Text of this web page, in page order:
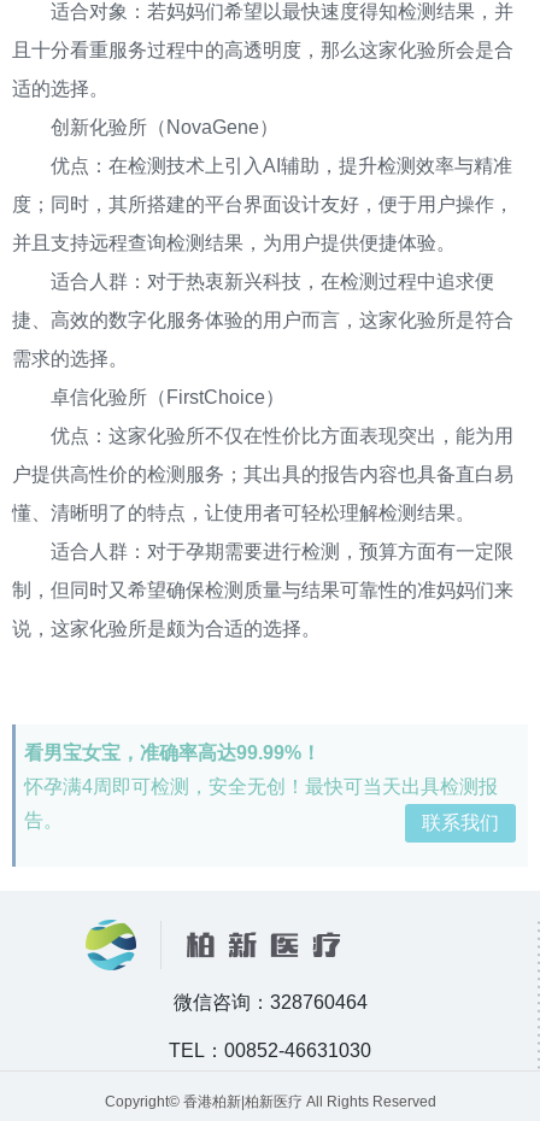
适合对象：若妈妈们希望以最快速度得知检测结果，并
且十分看重服务过程中的高透明度，那么这家化验所会是合
适的选择。
创新化验所（NovaGene）
优点：在检测技术上引入AI辅助，提升检测效率与精准
度；同时，其所搭建的平台界面设计友好，便于用户操作，
并且支持远程查询检测结果，为用户提供便捷体验。
适合人群：对于热衷新兴科技，在检测过程中追求便
捷、高效的数字化服务体验的用户而言，这家化验所是符合
需求的选择。
卓信化验所（FirstChoice）
优点：这家化验所不仅在性价比方面表现突出，能为用
户提供高性价的检测服务；其出具的报告内容也具备直白易
懂、清晰明了的特点，让使用者可轻松理解检测结果。
适合人群：对于孕期需要进行检测，预算方面有一定限
制，但同时又希望确保检测质量与结果可靠性的准妈妈们来
说，这家化验所是颇为合适的选择。
看男宝女宝，准确率高达99.99%！
怀孕满4周即可检测，安全无创！最快可当天出具检测报
告。
联系我们
微信咨询：328760464
TEL：00852-46631030
Copyright© 香港柏新|柏新医疗 All Rights Reserved